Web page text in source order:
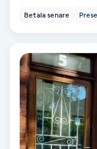
Blowout
Bottenfärg
Brynformning
Brynfärgning
Betala senare